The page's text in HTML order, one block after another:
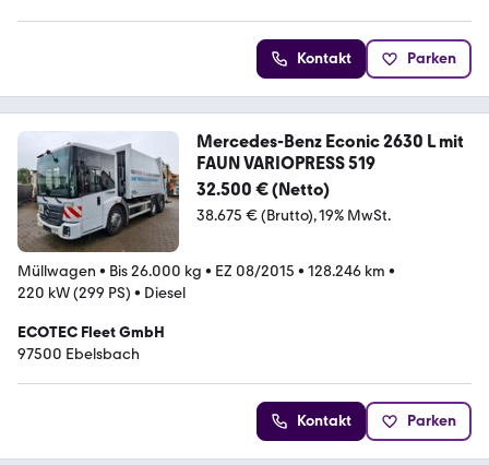
Kontakt Parken
Mercedes-Benz Econic 2630 L mit
FAUN VARIOPRESS 519
32.500 € (Netto)
38.675 € (Brutto) 19% MwSt.
Müllwagen • Bis 26.000 kg • EZ 08/2015 • 128.246 km •
220 kW (299 PS) • Diesel
ECOTEC Fleet GmbH
97500 Ebelsbach
Kontakt Parken